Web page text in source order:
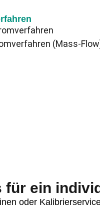
(Mass-
für ein
oder